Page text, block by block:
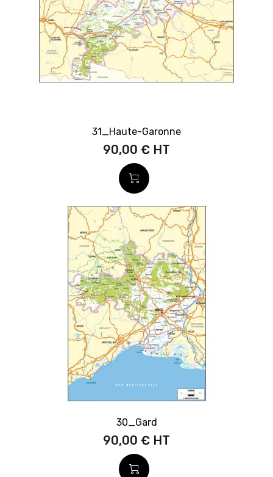
31_Haute-Garonne
90,00 €
30_Gard
90,00 €